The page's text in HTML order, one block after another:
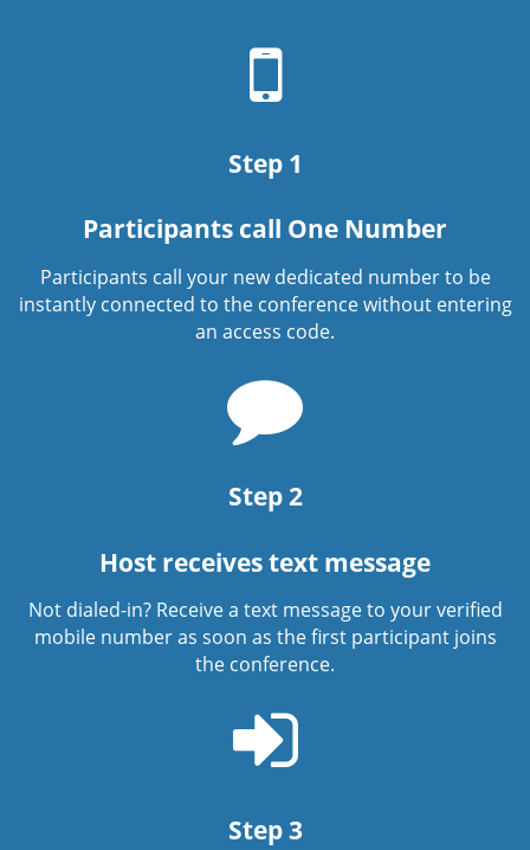
Mobile
icon
Step 1
Participants call One Number
Participants call your new dedicated number to be
instantly connected to the conference without entering
an access code.
bubble
Step 2
Host receives text message
Not dialed-in? Receive a text message to your verified
mobile number as soon as the first participant joins
the conference.
Sign
icon
Step 3